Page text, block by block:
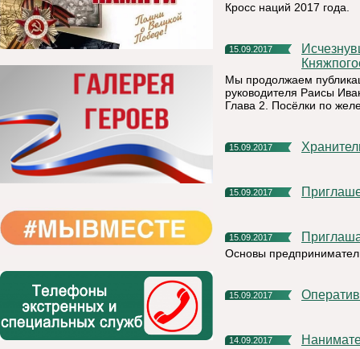
Кросс наций 2017 года.
15.09.2017
Исчезнувшие и исчезающие поселения на территории
Мы продолжаем
руководителя Раисы
Глава 2. Посёлки по
15.09.2017
15.09.2017
15.09.2017
Основы
15.09.2017
14.09.2017